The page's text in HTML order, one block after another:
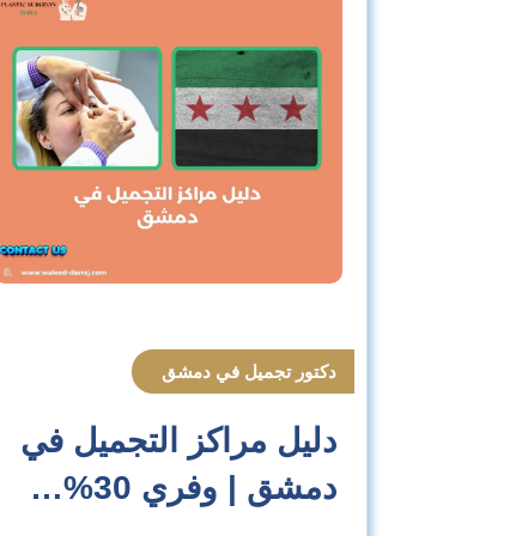
دكتور تجميل في دمشق
دليل مراكز التجميل في
دمشق | وفري 30%…